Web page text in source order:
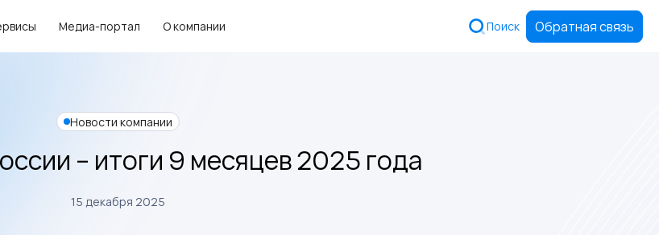
Медиа-портал О компании Поиск Обратная связь
Новости компании
– итоги 9 месяцев 2025 года
15 декабря 2025